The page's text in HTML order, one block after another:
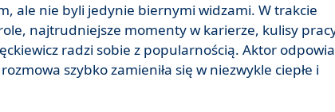
ale nie byli jedynie biernymi widzami. W trakcie
najtrudniejsze momenty w karierze, kulisy
radzi sobie z popularnością. Aktor
szybko zamieniła się w niezwykle ciepłe i